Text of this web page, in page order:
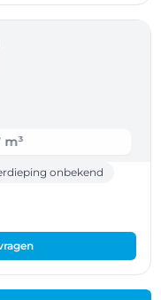
m³
onbekend